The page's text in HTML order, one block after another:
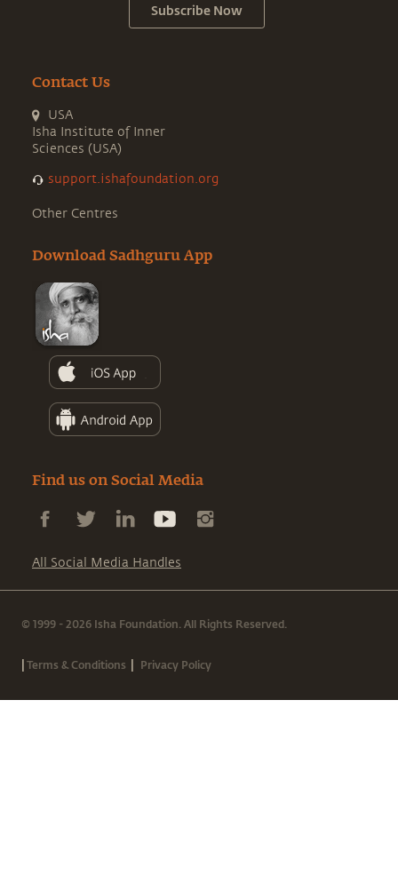
Subscribe Now
Contact Us
USA
Isha Institute of Inner
Sciences (USA)
support.ishafoundation.org
Other Centres
Download Sadhguru App
Find us on Social Media
All Social Media Handles
© 1999 - 2026 Isha Foundation. All Rights Reserved.
|Terms & Conditions | Privacy Policy